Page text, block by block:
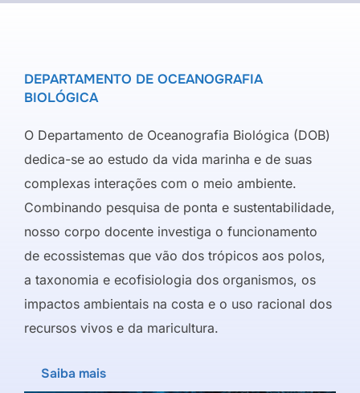
DEPARTAMENTO DE OCEANOGRAFIA
BIOLÓGICA
O Departamento de Oceanografia Biológica (DOB)
dedica-se ao estudo da vida marinha e de suas
complexas interações com o meio ambiente.
Combinando pesquisa de ponta e sustentabilidade,
nosso corpo docente investiga o funcionamento
de ecossistemas que vão dos trópicos aos polos,
a taxonomia e ecofisiologia dos organismos, os
impactos ambientais na costa e o uso racional dos
recursos vivos e da maricultura.
Saiba mais